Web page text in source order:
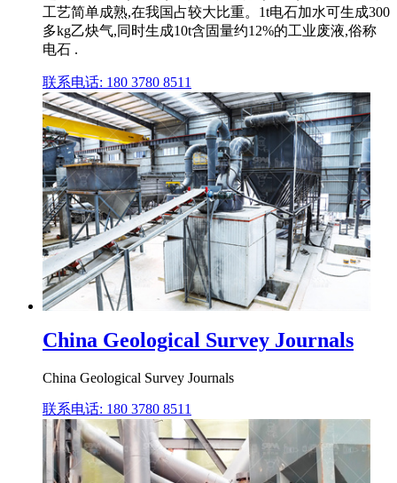
工艺简单成熟,在我国占较大比重。1t电石加水可生成300
多kg乙炔气,同时生成10t含固量约12%的工业废液,俗称
电石 .
联系电话: 180 3780 8511
China Geological Survey Journals
China Geological Survey Journals
联系电话: 180 3780 8511